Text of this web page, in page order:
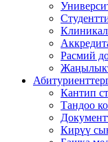
Расмий
Кантип
Тандоо
Кирүү